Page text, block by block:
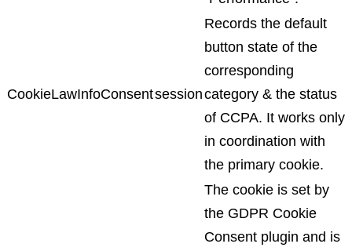
CookieLawInfoConsentsession
Records the default
button state of the
corresponding
category & the status
of CCPA. It works only
in coordination with
the primary cookie.
The cookie is set by
the GDPR Cookie
Consent plugin and is